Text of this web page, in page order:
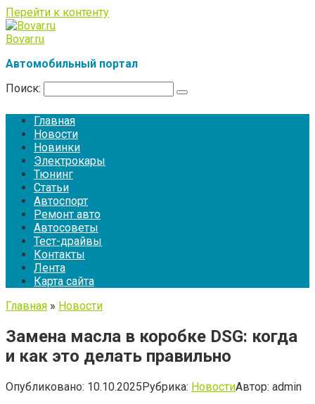
Перейти к контенту
Bovar.ru
Автомобильный портал
Поиск:
Главная
Новости
Новинки
Электрокары
Тюнинг
Статьи
Автоспорт
Ремонт авто
Автосоветы
Тест-драйвы
Контакты
Лента
Карта сайта
Главная » Новости
Замена масла в коробке DSG: когда
и как это делать правильно
Опубликовано: 10.10.2025Рубрика: НовостиАвтор: admin